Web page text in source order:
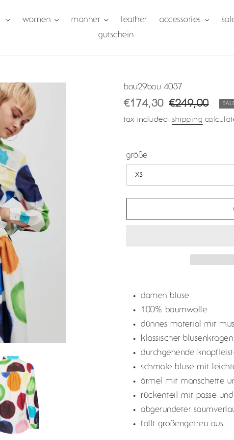
women männer leather accessories
gutschein
bou29bou.4037
sale
price
€174,30 regular
price
€249,00
tax included. shipping
größe
productdamen bluse
100% baumwolle
dünnes material mit
klassischer blusenkragen
durchgehende
schmale bluse mit
ärmel mit manschette
rückenteil mit passe
abgerundeter
fällt größengetreu aus